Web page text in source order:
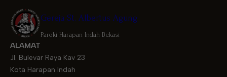
Gereja St. Albertus Agung
Paroki Harapan Indah Bekasi
ALAMAT
Jl. Bulevar Raya Kav 23
Kota Harapan Indah